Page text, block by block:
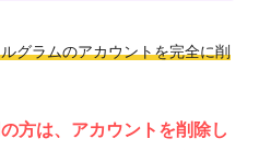
グラムのアカウントを完全に削
方は、アカウントを削除し